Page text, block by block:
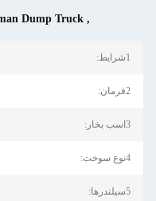
,
Dump Truck
1شرایط:
2فرمان:
3اسب بخار:
4نوع سوخت:
5سیلندرها: